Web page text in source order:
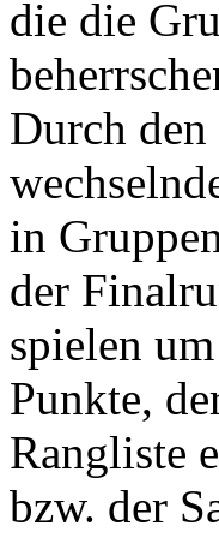
die die
Durch
in
der
spielen
Punkte,
Rangliste
bzw. der